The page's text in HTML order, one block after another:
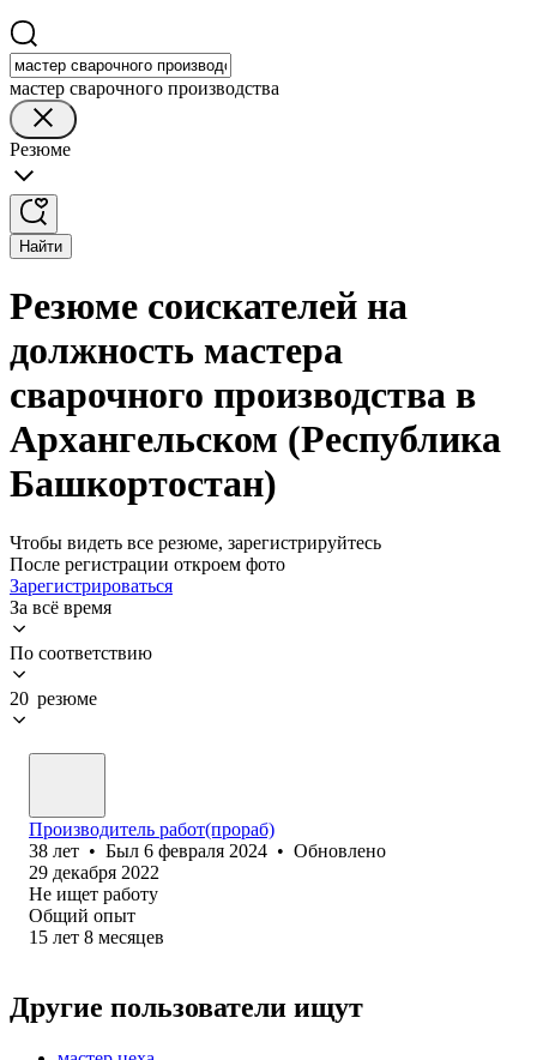
мастер сварочного производства
Резюме
Найти
Резюме соискателей на
должность мастера
сварочного производства в
Архангельском (Республика
Башкортостан)
Чтобы видеть все резюме, зарегистрируйтесь
После регистрации откроем фото
Зарегистрироваться
За всё время
По соответствию
20 резюме
Производитель работ(прораб)
38 лет • Был 6 февраля 2024 • Обновлено
29 декабря 2022
Не ищет работу
Общий опыт
15 лет 8 месяцев
Другие пользователи ищут